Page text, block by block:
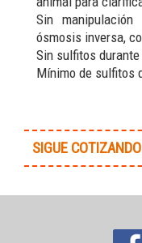
Sin manipulación
ósmosis inversa,
Sin sulfitos
Mínimo de sulfitos
SIGUE